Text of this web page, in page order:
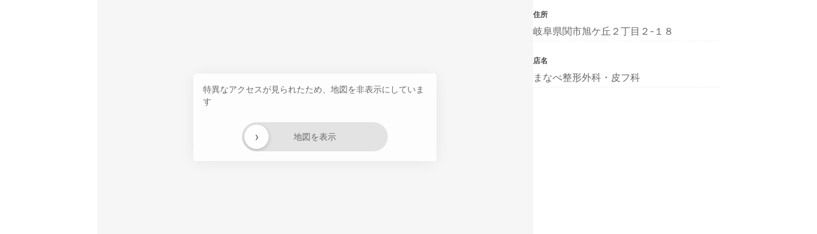
特異なアクセスが見られたため、地図を非表示にしていま
す
地図を表示
›
住所
岐阜県関市旭ケ丘２丁目２-１８
店名
まなべ整形外科・皮フ科